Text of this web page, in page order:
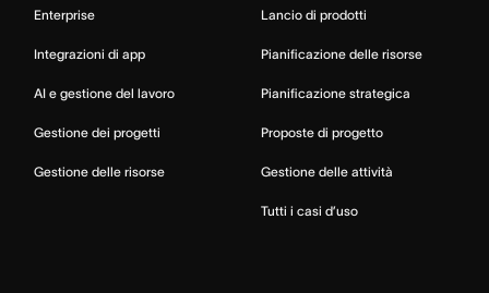
Enterprise
Integrazioni di app
AI e gestione del lavoro
Gestione dei progetti
Gestione delle risorse
Lancio di prodotti
Pianificazione delle risorse
Pianificazione strategica
Proposte di progetto
Gestione delle attività
Tutti i casi d’uso